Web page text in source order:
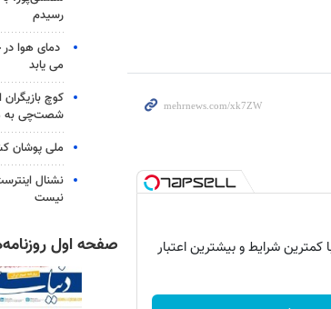
کمترین شرایط و بیشترین اعتبار
رسیدم
می یابد
کوچ
شصت‌چی به
ملی پوشان
نشنال
نیست
صفحه اول